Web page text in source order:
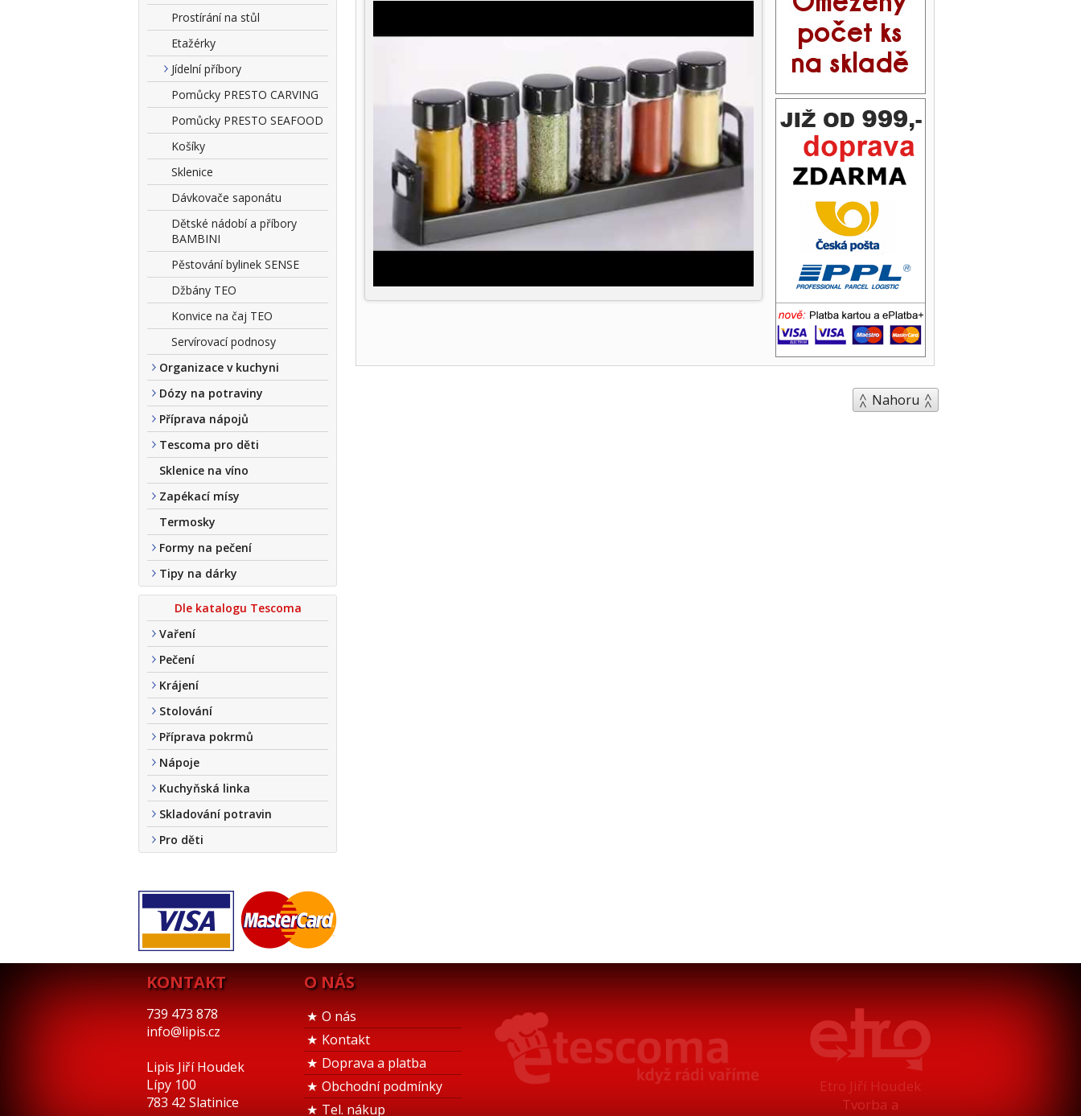
Prostírání na stůl
Etažérky
Jídelní příbory
Pomůcky PRESTO CARVING
Pomůcky PRESTO SEAFOOD
Košíky
Sklenice
Dávkovače saponátu
Dětské nádobí a příbory
BAMBINI
Pěstování bylinek SENSE
Džbány TEO
Konvice na čaj TEO
Servírovací podnosy
Organizace v kuchyni
Dózy na potraviny
Příprava nápojů
Tescoma pro děti
Sklenice na víno
Zapékací mísy
Termosky
Formy na pečení
Tipy na dárky
Dle katalogu Tescoma
Vaření
Pečení
Krájení
Stolování
Příprava pokrmů
Nápoje
Kuchyňská linka
Skladování potravin
Pro děti
Nahoru
KONTAKT
739 473 878
info@lipis.cz
Lipis Jiří Houdek
Lípy 100
783 42 Slatinice
O NÁS
O nás
Kontakt
Doprava a platba
Obchodní podmínky
Tel. nákup
Etro Jiří Houdek
Tvorba a